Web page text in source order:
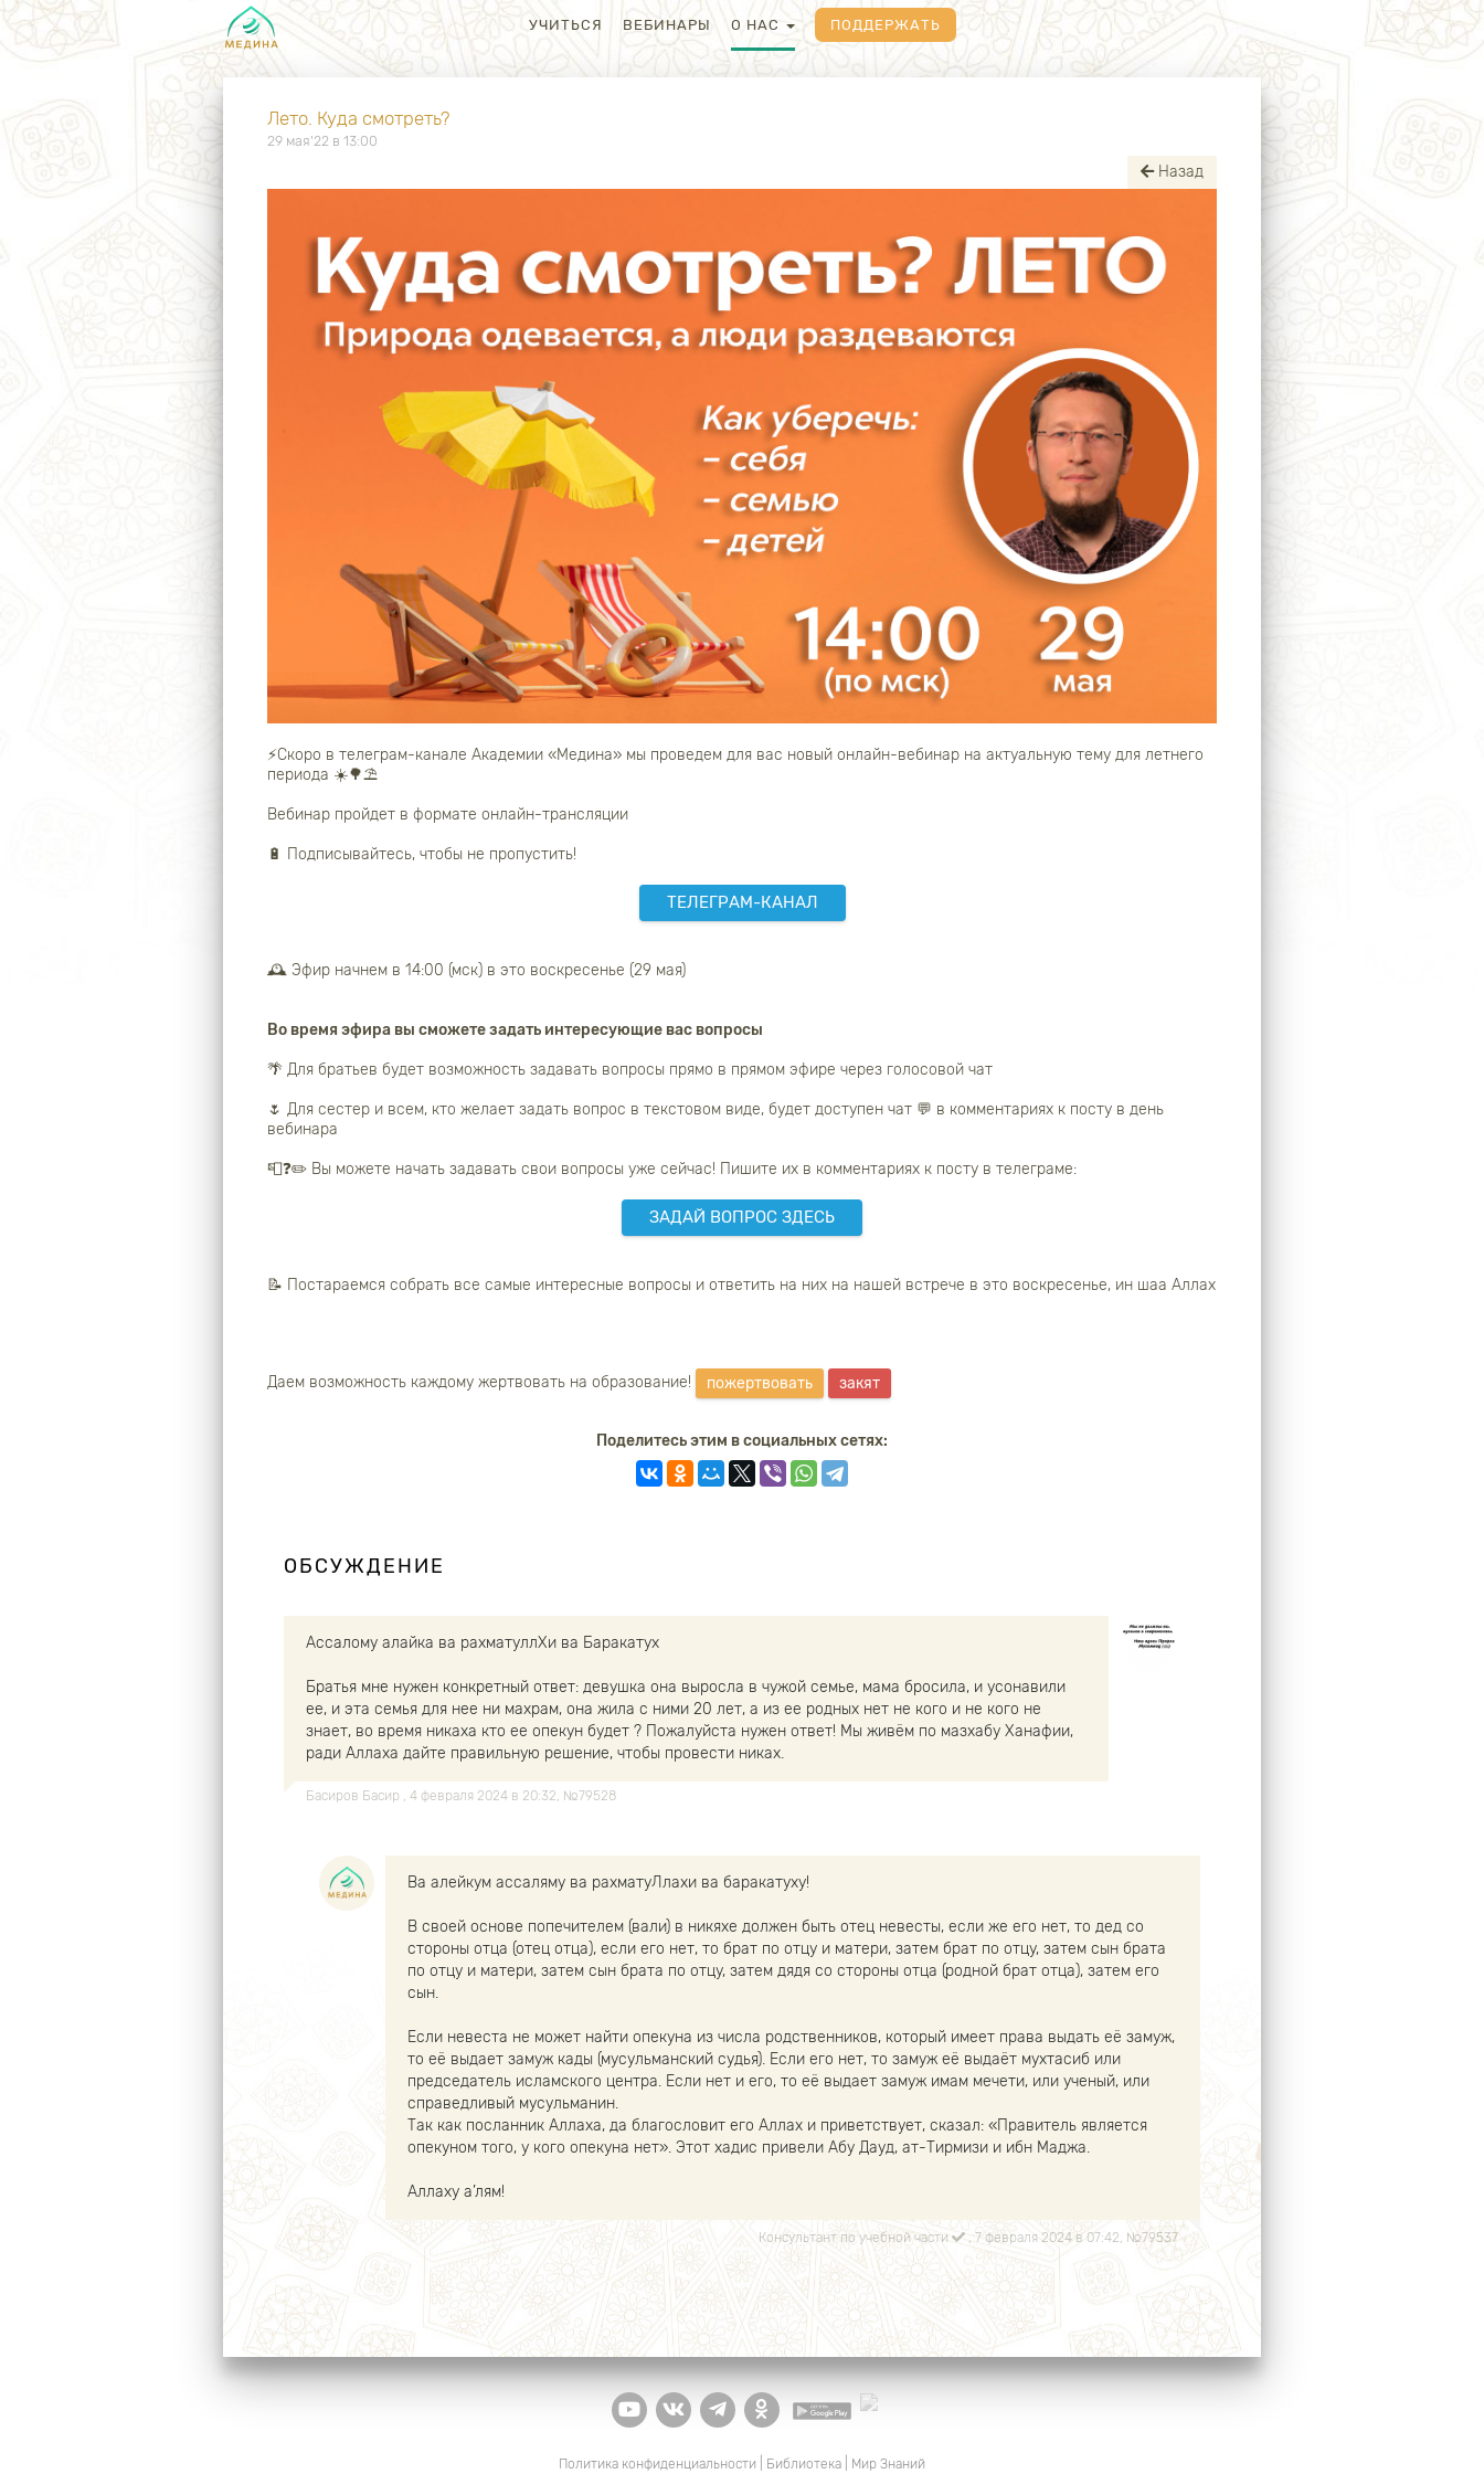
УЧИТЬСЯ ВЕБИНАРЫ О НАС ПОДДЕРЖАТЬ
Лето. Куда смотреть?
29 мая'22 в 13:00
Назад
⚡️Скоро в телеграм-канале Академии «Медина» мы проведем для вас новый онлайн-вебинар на актуальную тему для летнего
периода ☀️🌳⛱
Вебинар пройдет в формате онлайн-трансляции
🔋 Подписывайтесь, чтобы не пропустить!
ТЕЛЕГРАМ-КАНАЛ
🕰 Эфир начнем в 14:00 (мск) в это воскресенье (29 мая)
Во время эфира вы сможете задать интересующие вас вопросы
🌴 Для братьев будет возможность задавать вопросы прямо в прямом эфире через голосовой чат
🌷 Для сестер и всем, кто желает задать вопрос в текстовом виде, будет доступен чат 💬 в комментариях к посту в день
вебинара
📮❓✏️ Вы можете начать задавать свои вопросы уже сейчас! Пишите их в комментариях к посту в телеграме:
ЗАДАЙ ВОПРОС ЗДЕСЬ
📝 Постараемся собрать все самые интересные вопросы и ответить на них на нашей встрече в это воскресенье, ин шаа Аллах
Даем возможность каждому жертвовать на образование! пожертвовать закят
Поделитесь этим в социальных сетях:
ОБСУЖДЕНИЕ
Ассалому алайка ва рахматуллХи ва Баракатух
Братья мне нужен конкретный ответ: девушка она выросла в чужой семье, мама бросила, и усонавили
ее, и эта семья для нее ни махрам, она жила с ними 20 лет, а из ее родных нет не кого и не кого не
знает, во время никаха кто ее опекун будет ? Пожалуйста нужен ответ! Мы живём по мазхабу Ханафии,
ради Аллаха дайте правильную решение, чтобы провести никах.
Басиров Басир , 4 февраля 2024 в 20:32, №79528
Ва алейкум ассаляму ва рахматуЛлахи ва баракатуху!
В своей основе попечителем (вали) в никяхе должен быть отец невесты, если же его нет, то дед со
стороны отца (отец отца), если его нет, то брат по отцу и матери, затем брат по отцу, затем сын брата
по отцу и матери, затем сын брата по отцу, затем дядя со стороны отца (родной брат отца), затем его
сын.
Если невеста не может найти опекуна из числа родственников, который имеет права выдать её замуж,
то её выдает замуж кады (мусульманский судья). Если его нет, то замуж её выдаёт мухтасиб или
председатель исламского центра. Если нет и его, то её выдает замуж имам мечети, или ученый, или
справедливый мусульманин.
Так как посланник Аллаха, да благословит его Аллах и приветствует, сказал: «Правитель является
опекуном того, у кого опекуна нет». Этот хадис привели Абу Дауд, ат-Тирмизи и ибн Маджа.
Аллаху а’лям!
Консультант по учебной части , 7 февраля 2024 в 07:42, №79537
Политика конфиденциальности Библиотека Мир Знаний